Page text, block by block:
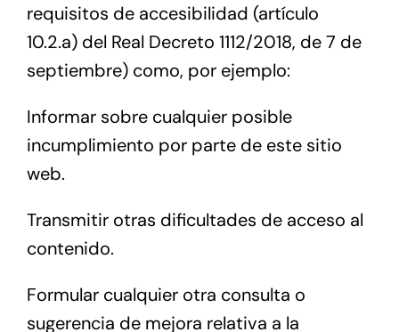
requisitos de accesibilidad (artículo
10.2.a) del Real Decreto 1112/2018, de 7 de
septiembre) como, por ejemplo:
Informar sobre cualquier posible
incumplimiento por parte de este sitio
web.
Transmitir otras dificultades de acceso al
contenido.
Formular cualquier otra consulta o
sugerencia de mejora relativa a la